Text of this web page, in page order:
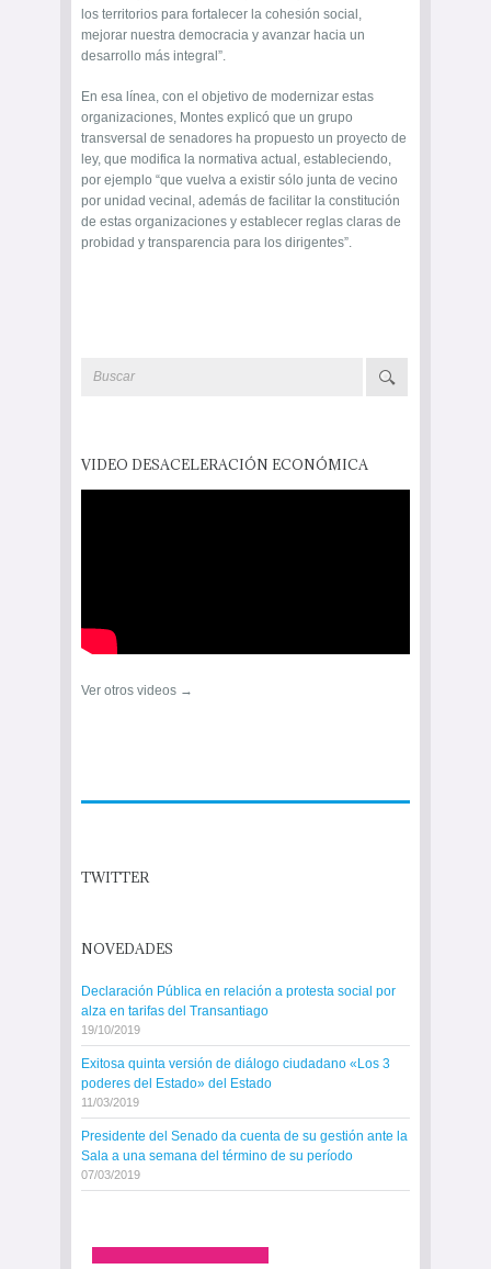
los territorios para fortalecer la cohesión social,
mejorar nuestra democracia y avanzar hacia un
desarrollo más integral”.
En esa línea, con el objetivo de modernizar estas
organizaciones, Montes explicó que un grupo
transversal de senadores ha propuesto un proyecto de
ley, que modifica la normativa actual, estableciendo,
por ejemplo “que vuelva a existir sólo junta de vecino
por unidad vecinal, además de facilitar la constitución
de estas organizaciones y establecer reglas claras de
probidad y transparencia para los dirigentes”.
VIDEO DESACELERACIÓN ECONÓMICA
Ver otros videos →
TWITTER
NOVEDADES
Declaración Pública en relación a protesta social por
alza en tarifas del Transantiago
19/10/2019
Exitosa quinta versión de diálogo ciudadano «Los 3
poderes del Estado» del Estado
11/03/2019
Presidente del Senado da cuenta de su gestión ante la
Sala a una semana del término de su período
07/03/2019